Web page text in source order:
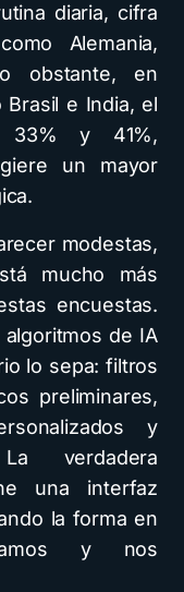
diaria, cifra
Alemania,
obstante, en
e India, el
33% y 41%,
un mayor
modestas,
mucho más
encuestas.
de IA
lo sepa: filtros
preliminares,
y
verdadera
una interfaz
la forma en
y nos